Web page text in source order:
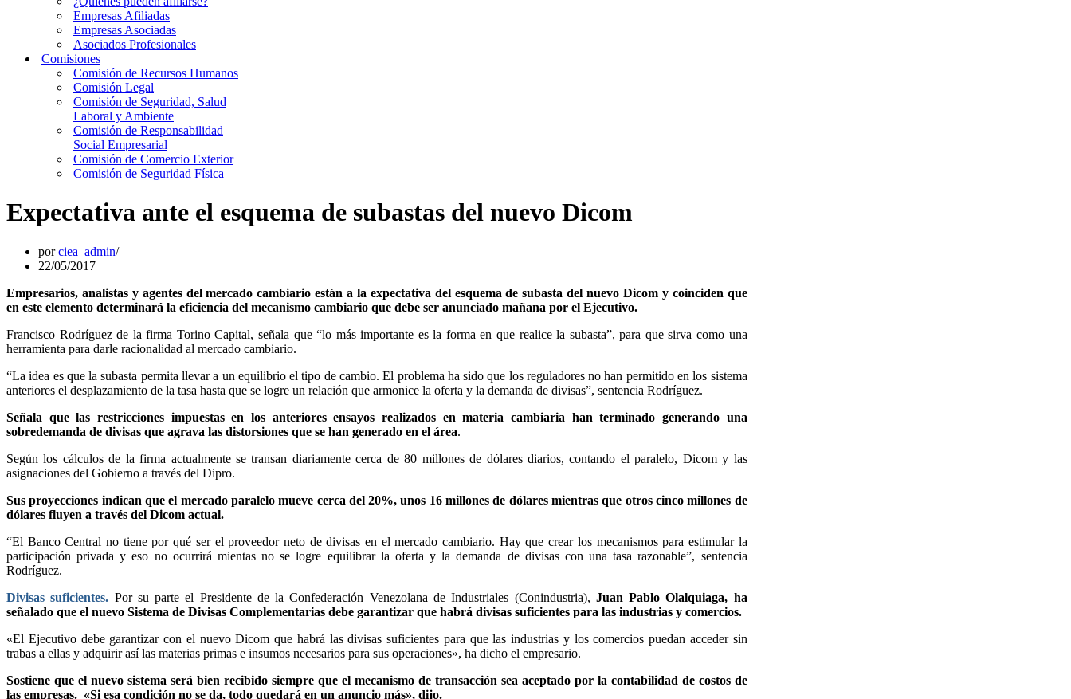
Empresas Afiliadas
Empresas Asociadas
Asociados Profesionales
Comisiones
Comisión de Recursos Humanos
Comisión Legal
Comisión de Seguridad, Salud
Laboral y Ambiente
Comisión de Responsabilidad
Social Empresarial
Comisión de Comercio Exterior
Comisión de Seguridad Física
Expectativa ante el esquema de subastas del nuevo Dicom
porciea_admin
22/05/2017
Empresarios, analistas y agentes del mercado cambiario están a la expectativa del esquema de subasta del nuevo Dicom y coinciden que
en este elemento determinará la eficiencia del mecanismo cambiario que debe ser anunciado mañana por el Ejecutivo.
Francisco Rodríguez de la firma Torino Capital, señala que “lo más importante es la forma en que realice la subasta”, para que sirva como una
herramienta para darle racionalidad al mercado cambiario.
“La idea es que la subasta permita llevar a un equilibrio el tipo de cambio. El problema ha sido que los reguladores no han permitido en los sistema
anteriores el desplazamiento de la tasa hasta que se logre un relación que armonice la oferta y la demanda de divisas”, sentencia Rodríguez.
Señala que las restricciones impuestas en los anteriores ensayos realizados en materia cambiaria han terminado generando una
sobredemanda de divisas que agrava las distorsiones que se han generado en el área.
Según los cálculos de la firma actualmente se transan diariamente cerca de 80 millones de dólares diarios, contando el paralelo, Dicom y las
asignaciones del Gobierno a través del Dipro.
Sus proyecciones indican que el mercado paralelo mueve cerca del 20%, unos 16 millones de dólares mientras que otros cinco millones de
dólares fluyen a través del Dicom actual.
“El Banco Central no tiene por qué ser el proveedor neto de divisas en el mercado cambiario. Hay que crear los mecanismos para estimular la
participación privada y eso no ocurrirá mientas no se logre equilibrar la oferta y la demanda de divisas con una tasa razonable”, sentencia
Rodríguez.
Divisas suficientes. Por su parte el Presidente de la Confederación Venezolana de Industriales (Conindustria), Juan Pablo Olalquiaga, ha
señalado que el nuevo Sistema de Divisas Complementarias debe garantizar que habrá divisas suficientes para las industrias y comercios.
«El Ejecutivo debe garantizar con el nuevo Dicom que habrá las divisas suficientes para que las industrias y los comercios puedan acceder sin
trabas a ellas y adquirir así las materias primas e insumos necesarios para sus operaciones», ha dicho el empresario.
Sostiene que el nuevo sistema será bien recibido siempre que el mecanismo de transacción sea aceptado por la contabilidad de costos de
las empresas. «Si esa condición no se da, todo quedará en un anuncio más», dijo.